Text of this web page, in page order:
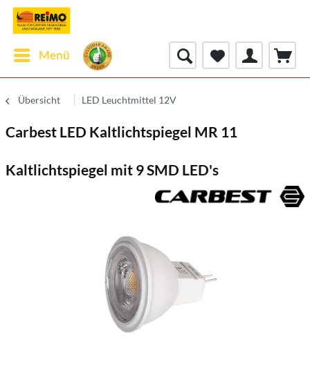
Menü
Übersicht LED Leuchtmittel 12V
Carbest LED Kaltlichtspiegel MR 11
Kaltlichtspiegel mit 9 SMD LED's